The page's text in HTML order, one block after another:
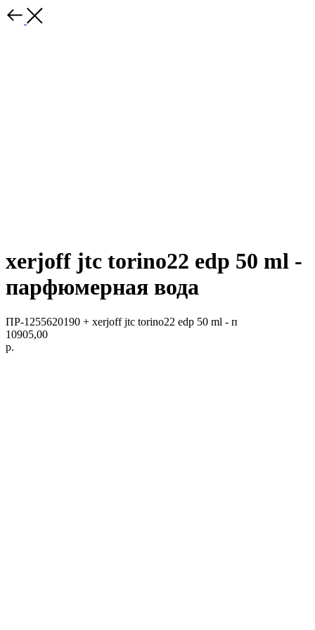
xerjoff jtc torino22 edp 50 ml -
парфюмерная вода
ПР-1255620190 + xerjoff jtc torino22 edp 50 ml - п
10905,00
р.